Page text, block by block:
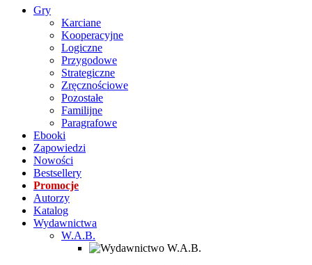
Gry
Karciane
Kooperacyjne
Logiczne
Przygodowe
Strategiczne
Zręcznościowe
Pozostałe
Familijne
Paragrafowe
Ebooki
Zapowiedzi
Nowości
Bestsellery
Promocje
Autorzy
Katalog
Wydawnictwa
W.A.B.